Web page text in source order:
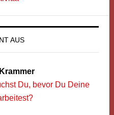
AUS
Du, bevor Du Deine